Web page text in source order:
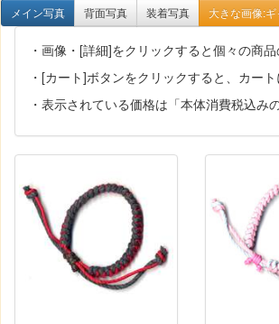
メイン写真 背面写真 装着写真 大きな画像:
・画像・[詳細]をクリックすると個々の商
・[カート]ボタンをクリックすると、カート
・表示されている価格は「本体消費税込み